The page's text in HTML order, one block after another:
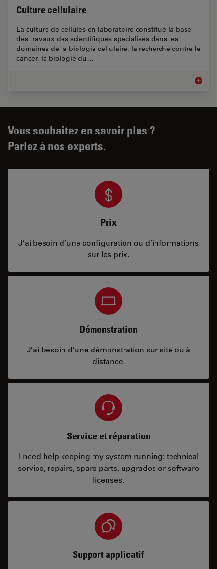
Culture cellulaire
La culture de cellules en laboratoire constitue la base
des travaux des scientifiques spécialisés dans les
domaines de la biologie cellulaire, la recherche contre le
cancer, la biologie du…
Culture
Vous souhaitez en savoir plus ?
Parlez à nos experts.
Prix
J’ai besoin d’une configuration ou d’informations
sur les prix.
Démonstration
J’ai besoin d’une démonstration sur site ou à
distance.
Service et réparation
I need help keeping my system running: technical
service, repairs, spare parts, upgrades or software
licenses.
Support applicatif